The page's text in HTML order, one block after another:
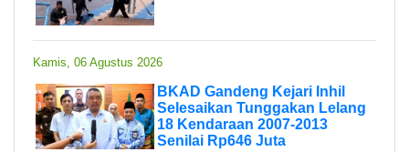
Kamis, 06 Agustus 2026
BKAD Gandeng Kejari Inhil
Selesaikan Tunggakan Lelang
18 Kendaraan 2007-2013
Senilai Rp646 Juta